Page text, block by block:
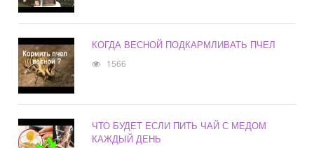
КОГДА ВЕСНОЙ ПОДКАРМЛИВАТЬ ПЧЕЛ
1566
ЧТО БУДЕТ ЕСЛИ ПИТЬ ЧАЙ С МЕДОМ
КАЖДЫЙ ДЕНЬ